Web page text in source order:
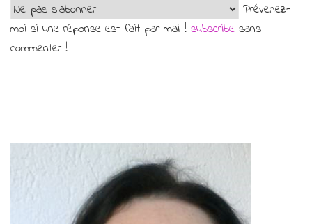
Prévenez-
moi si une réponse est fait par mail ! subscribe sans
commenter !